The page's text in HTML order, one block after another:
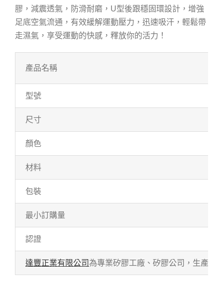
膠，減震透氣，防滑耐磨，U型後跟穩固環設計，增強
足底空氣流通，有效緩解運動壓力，迅速吸汗，輕鬆帶
走濕氣，享受運動的快感，釋放你的活力！
產品名稱
型號
尺寸
顏色
材料
包裝
最小訂購量
認證
達豐正業有限公司為專業矽膠工廠、矽膠公司，生產各